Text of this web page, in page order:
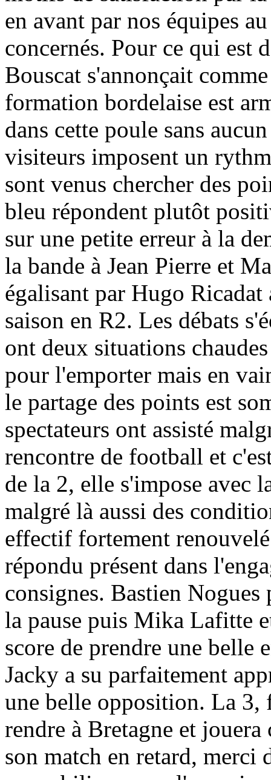
en avant par nos équipes
concernés. Pour ce qui est
Bouscat s'annonçait
formation bordelaise est
dans cette poule sans
visiteurs imposent un
sont venus chercher des
bleu répondent plutôt
sur une petite erreur à la
la bande à Jean Pierre et
égalisant par Hugo
saison en R2. Les débats
ont deux situations
pour l'emporter mais en
le partage des points est
spectateurs ont assisté
rencontre de football et
de la 2, elle s'impose avec
malgré là aussi des
effectif fortement
répondu présent dans
consignes. Bastien
la pause puis Mika Lafitte
score de prendre une belle
Jacky a su parfaitement
une belle opposition. La 3,
rendre à Bretagne et
son match en retard, merci